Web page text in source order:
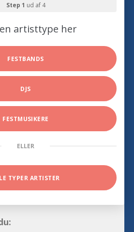
Step 1 ud af 4
artisttype her
FESTBANDS
DJS
FESTMUSIKERE
ELLER
TYPER ARTISTER